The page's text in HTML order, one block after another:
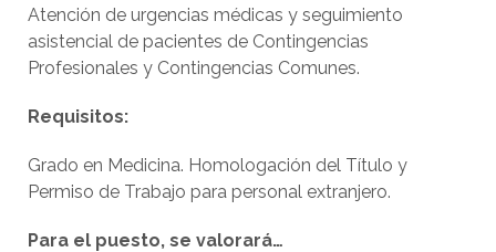
Atención de urgencias médicas y seguimiento
asistencial de pacientes de Contingencias
Profesionales y Contingencias Comunes.
Requisitos:
Grado en Medicina. Homologación del Título y
Permiso de Trabajo para personal extranjero.
Para el puesto, se valorará…